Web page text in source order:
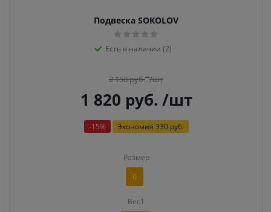
Подвеска SOKOLOV
Есть в наличии (2)
2 150руб. /шт
1 820 руб. /шт
-15% Экономия 330 руб.
Размер
0
Вес1